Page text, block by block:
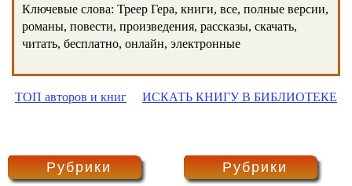
Ключевые слова: Треер Гера, книги, все, полные версии,
романы, повести, произведения, рассказы, скачать,
читать, бесплатно, онлайн, электронные
ТОП авторов и книг ИСКАТЬ КНИГУ В БИБЛИОТЕКЕ
Рубрики Рубрики